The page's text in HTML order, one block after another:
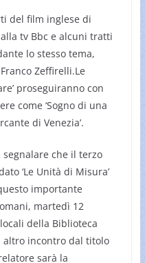
del film inglese di
tv Bbc e alcuni tratti
lo stesso tema,
Zeffirelli.Le
proseguiranno con
come ‘Sogno di una
di Venezia’.
segnalare che il terzo
‘Le Unità di Misura’
importante
martedì 12
della Biblioteca
altro incontro dal titolo
sarà la